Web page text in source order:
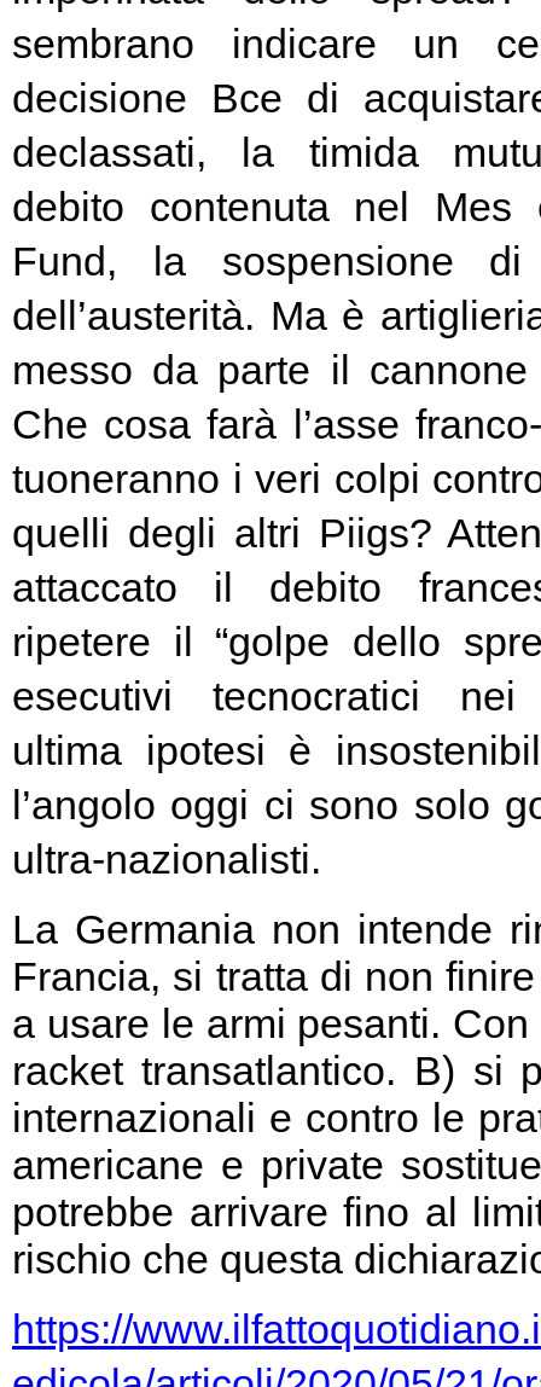
sembrano indicare un
decisione Bce di
declassati, la timida
debito contenuta nel Mes
Fund, la sospensione di
dell’austerità. Ma è
messo da parte il
Che cosa farà l’asse
tuoneranno i veri colpi
quelli degli altri Piigs?
attaccato il debito
ripetere il “golpe dello
esecutivi tecnocratici
ultima ipotesi è
l’angolo oggi ci sono solo
ultra-nazionalisti.
La Germania non intende
Francia, si tratta di non
a usare le armi pesanti.
racket transatlantico. B) si
internazionali e contro le
americane e private
potrebbe arrivare fino al
rischio che questa
https://